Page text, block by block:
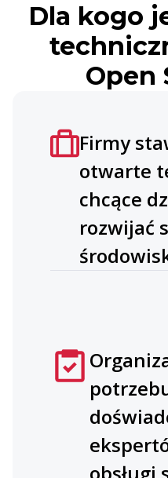
Dla kogo
Open
Firmy
otwarte
chcące
rozwijać